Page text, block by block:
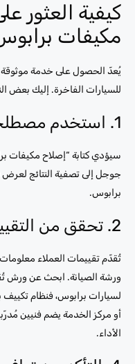
كيفية العثور
مكيفات
يُعدّ الحصول على خدمة موثوقة
للسيارات الفاخرة. إليك بعض
1. استخدم مصطلحات بحث محددة
سيؤدي كتابة “إصلاح مكيفات
جوجل إلى تصفية النتائج
برابوس.
2. تحقق من التقييمات والمراجعات
تُقدّم تقييمات العملاء
ورشة الصيانة. ابحث عن ورش
لسيارات برابوس، فنظام
أو مركز الخدمة يضم فنيين
الأداء.